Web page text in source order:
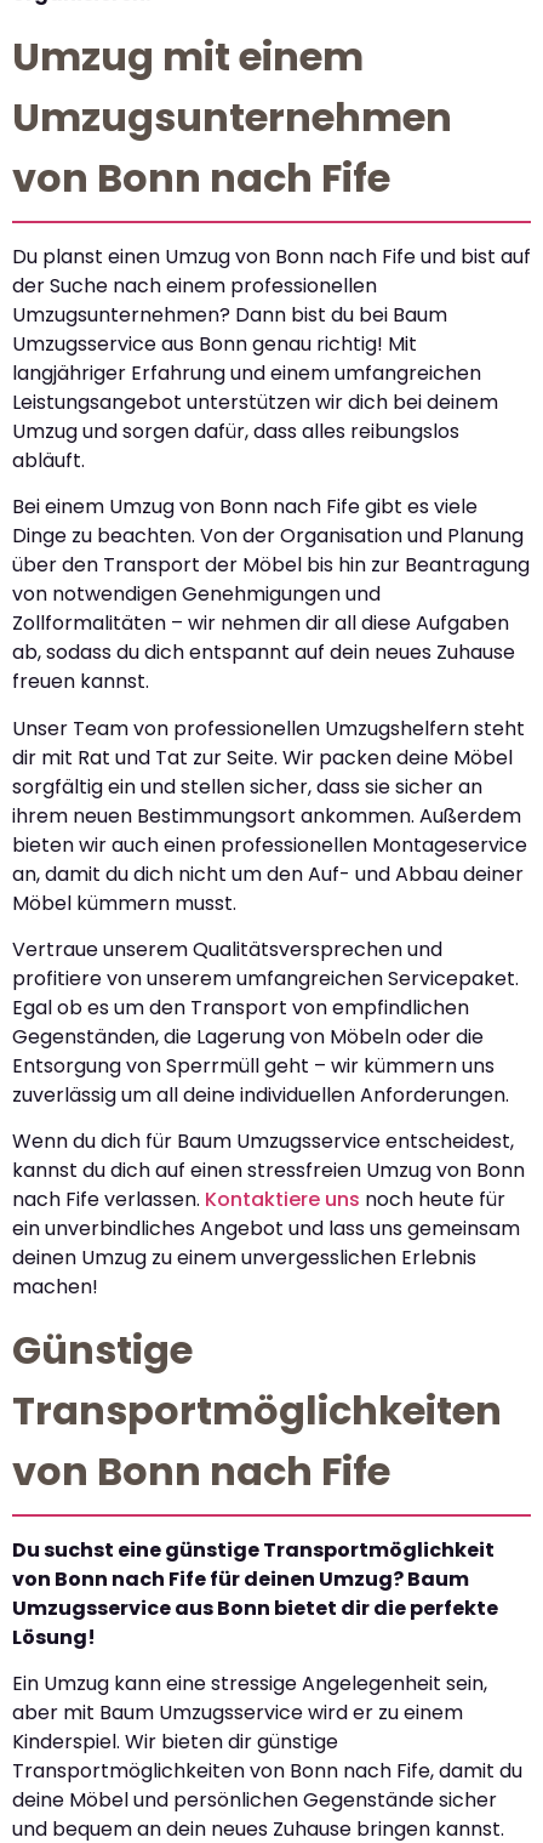
Umzug mit einem
Umzugsunternehmen
von Bonn nach Fife
Du planst einen Umzug von Bonn nach Fife und bist auf
der Suche nach einem professionellen
Umzugsunternehmen? Dann bist du bei Baum
Umzugsservice aus Bonn genau richtig! Mit
langjähriger Erfahrung und einem umfangreichen
Leistungsangebot unterstützen wir dich bei deinem
Umzug und sorgen dafür, dass alles reibungslos
abläuft.
Bei einem Umzug von Bonn nach Fife gibt es viele
Dinge zu beachten. Von der Organisation und Planung
über den Transport der Möbel bis hin zur Beantragung
von notwendigen Genehmigungen und
Zollformalitäten – wir nehmen dir all diese Aufgaben
ab, sodass du dich entspannt auf dein neues Zuhause
freuen kannst.
Unser Team von professionellen Umzugshelfern steht
dir mit Rat und Tat zur Seite. Wir packen deine Möbel
sorgfältig ein und stellen sicher, dass sie sicher an
ihrem neuen Bestimmungsort ankommen. Außerdem
bieten wir auch einen professionellen Montageservice
an, damit du dich nicht um den Auf- und Abbau deiner
Möbel kümmern musst.
Vertraue unserem Qualitätsversprechen und
profitiere von unserem umfangreichen Servicepaket.
Egal ob es um den Transport von empfindlichen
Gegenständen, die Lagerung von Möbeln oder die
Entsorgung von Sperrmüll geht – wir kümmern uns
zuverlässig um all deine individuellen Anforderungen.
Wenn du dich für Baum Umzugsservice entscheidest,
kannst du dich auf einen stressfreien Umzug von Bonn
nach Fife verlassen. Kontaktiere uns noch heute für
ein unverbindliches Angebot und lass uns gemeinsam
deinen Umzug zu einem unvergesslichen Erlebnis
machen!
Günstige
Transportmöglichkeiten
von Bonn nach Fife
Du suchst eine günstige Transportmöglichkeit
von Bonn nach Fife für deinen Umzug? Baum
Umzugsservice aus Bonn bietet dir die perfekte
Lösung!
Ein Umzug kann eine stressige Angelegenheit sein,
aber mit Baum Umzugsservice wird er zu einem
Kinderspiel. Wir bieten dir günstige
Transportmöglichkeiten von Bonn nach Fife, damit du
deine Möbel und persönlichen Gegenstände sicher
und bequem an dein neues Zuhause bringen kannst.